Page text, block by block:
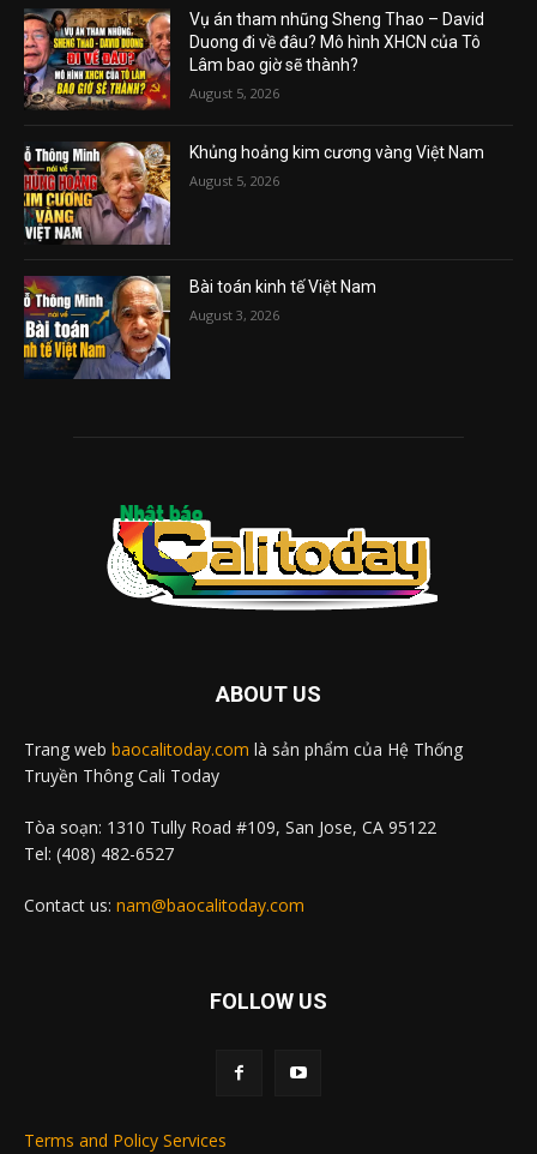
Vụ án tham nhũng Sheng Thao – David
Duong đi về đâu? Mô hình XHCN của Tô
Lâm bao giờ sẽ thành?
August 5, 2026
Khủng hoảng kim cương vàng Việt Nam
August 5, 2026
Bài toán kinh tế Việt Nam
August 3, 2026
ABOUT US
Trang web baocalitoday.com là sản phẩm của Hệ Thống
Truyền Thông Cali Today
Tòa soạn: 1310 Tully Road #109, San Jose, CA 95122
Tel: (408) 482-6527
Contact us: nam@baocalitoday.com
FOLLOW US
Terms and Policy Services